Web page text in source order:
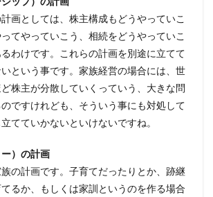
画としては、株主構成もどうやっていこ
てやっていこう、相続をどうやっていこ
わけです。これらの計画を別途に立てて
という事です。家族経営の場合には、世
株主が分散していくっていう、大きな問
ですけれども、そういう事にも対処して
てていかないといけないですね。
）の計画
の計画です。子育てだったりとか、跡継
るか、もしくは家訓というのを作る場合